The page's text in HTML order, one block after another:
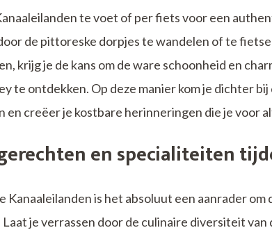
te voet of per fiets voor een
de pittoreske dorpjes te wandelen of te
krijg je de kans om de ware schoonheid en
te ontdekken. Op deze manier kom je dichter
en creëer je kostbare herinneringen die je voor
en specialiteiten
Kanaaleilanden is het absoluut een aanrader om
je verrassen door de culinaire diversiteit van